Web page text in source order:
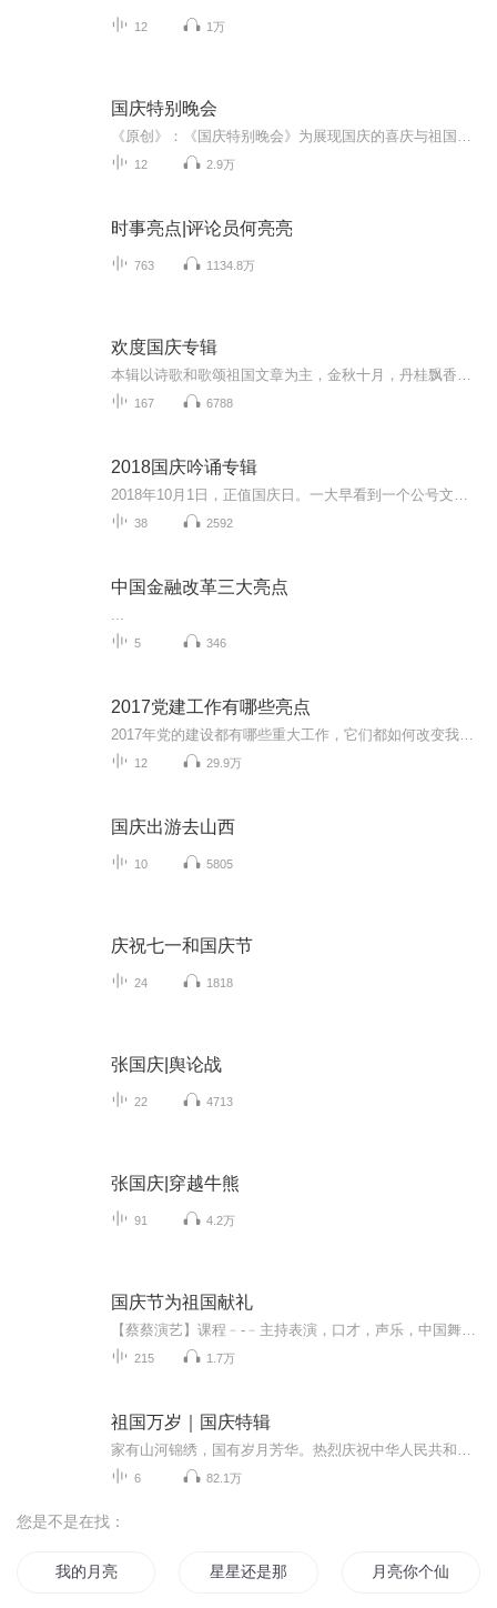
12 1万
国庆特别晚会
12 2.9万
时事亮点|评论员何亮亮
763 1134.8万
欢度国庆专辑
167 6788
2018国庆吟诵专辑
38 2592
中国金融改革三大亮点
5 346
2017党建工作有哪些亮点
12 29.9万
国庆出游去山西
10 5805
庆祝七一和国庆节
24 1818
张国庆|舆论战
22 4713
张国庆|穿越牛熊
91 4.2万
国庆节为祖国献礼
215 1.7万
祖国万岁｜国庆特辑
6 82.1万
您是不是在找：
我的月亮 星星还是那么亮 月亮你个仙人板板